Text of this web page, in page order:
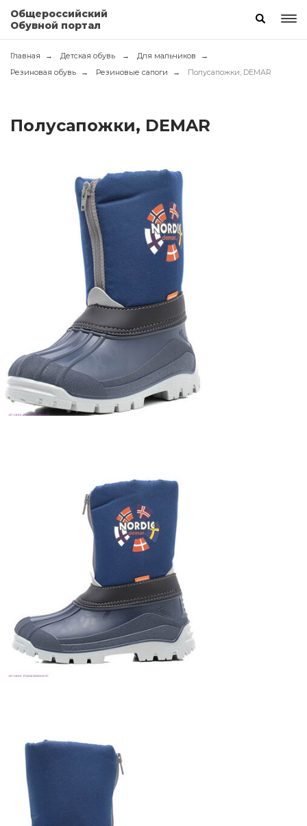
Общероссийский
Обувной портал
Главная Детская обувь
Для мальчиков
Резиновая обувь
Резиновые сапоги Полусапожки, DEMAR
Полусапожки, DEMAR